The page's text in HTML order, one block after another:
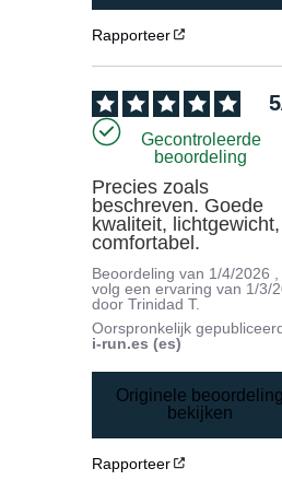
Rapporteer
5
Gecontroleerde
beoordeling
Precies zoals
beschreven. Goede
kwaliteit, lichtgewicht,
comfortabel.
Beoordeling van 1/4/2026
volg een ervaring van 1/3/
doorTrinidad T.
Oorspronkelijk
i-run.es (es)
Originele
bekijken
Rapporteer